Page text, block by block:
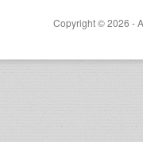
Copyright © 2026 -